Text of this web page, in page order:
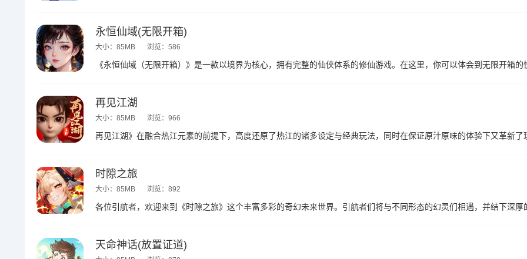
永恒仙域(无限开箱)
大小：85MB 浏览：586
再见江湖
大小：85MB 浏览：966
时隙之旅
大小：85MB 浏览：892
天命神话(放置证道)